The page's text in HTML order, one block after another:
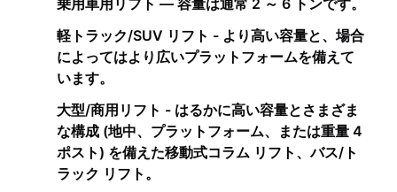
乗用車用リフト — 容量は通常 2 ～ 6 トンです。
軽トラック/SUV リフト - より高い容量と、場合
によってはより広いプラットフォームを備えて
います。
大型/商用リフト - はるかに高い容量とさまざま
な構成 (地中、プラットフォーム、または重量 4
ポスト) を備えた移動式コラム リフト、バス/ト
ラック リフト。